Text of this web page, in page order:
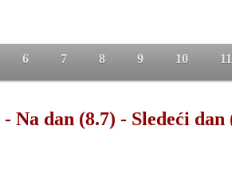
6 7 8 9 10 11
- Na dan (8.7) - Sledeći dan